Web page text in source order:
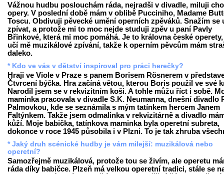
Vážnou hudbu poslouchám ráda, nejradši v divadle, miluji
opery. V poslední době mám v oblibě Pucciniho, Madame
Toscu. Obdivuji pěvecké umění operních zpěváků. Snažím se
zpívat, a protože mi to moc nejde studuji zpěv u paní Pavly
Břinkové, která mi moc pomáhá. Je to královna české operety,
učí mě muzikálové zpívání, takže k operním pěvcům mám
daleko.
* Kdo ve vás v dětství inspiroval pro práci herečky?
Hraji ve Viole v Praze s panem Borisem Rösnerem v
Čtvrcení býčka. Hra začíná větou, kterou Boris použil ve své
Narodil jsem se v rekvizitním koši. A tohle můžu říct i sobě.
maminka pracovala v divadle S.K. Neumanna, dnešní divadlo
Palmovkou, kde se seznámila s mým tatínkem hercem Janem
Faltýnkem. Takže jsem odmalinka v rekvizitárně a divadlo
kůží. Moje babička, tatínkova maminka byla operetní subreta,
dokonce v roce 1945 působila i v Plzni. To je tak zhruba
* Jaký druh scénické hudby je vám milejší: muzikálová nebo
operetní?
Samozřejmě muzikálová, protože tou se živím, ale operetu
ráda díky babičce. Plzeň má velkou operetní tradici, stále se